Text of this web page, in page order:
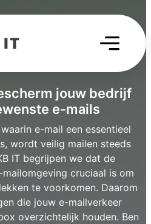
jouw bedrijf
e-mails
e-mail een essentieel
wordt veilig mailen steeds
IT begrijpen we dat de
cruciaal is om
te voorkomen. Daarom
die jouw e-mailverkeer
overzichtelijk houden. Ben